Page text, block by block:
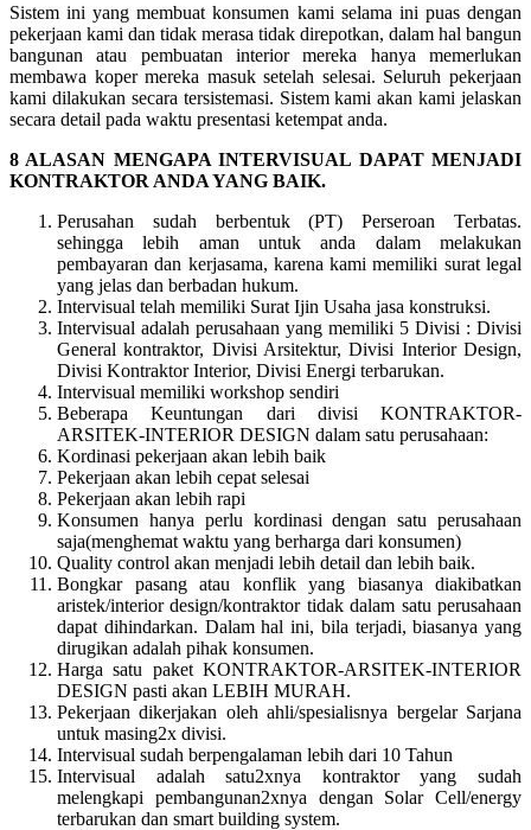
Sistem ini yang membuat konsumen kami selama ini puas dengan
pekerjaan kami dan tidak merasa tidak direpotkan, dalam hal bangun
bangunan atau pembuatan interior mereka hanya memerlukan
membawa koper mereka masuk setelah selesai. Seluruh pekerjaan
kami dilakukan secara tersistemasi. Sistem kami akan kami jelaskan
secara detail pada waktu presentasi ketempat anda.
8 ALASAN MENGAPA INTERVISUAL DAPAT MENJADI
KONTRAKTOR ANDA YANG BAIK.
Perusahan sudah berbentuk (PT) Perseroan Terbatas.
sehingga lebih aman untuk anda dalam melakukan
pembayaran dan kerjasama, karena kami memiliki surat legal
yang jelas dan berbadan hukum.
Intervisual telah memiliki Surat Ijin Usaha jasa konstruksi.
Intervisual adalah perusahaan yang memiliki 5 Divisi : Divisi
General kontraktor, Divisi Arsitektur, Divisi Interior Design,
Divisi Kontraktor Interior, Divisi Energi terbarukan.
Intervisual memiliki workshop sendiri
Beberapa Keuntungan dari divisi KONTRAKTOR-
ARSITEK-INTERIOR DESIGN dalam satu perusahaan:
Kordinasi pekerjaan akan lebih baik
Pekerjaan akan lebih cepat selesai
Pekerjaan akan lebih rapi
Konsumen hanya perlu kordinasi dengan satu perusahaan
saja(menghemat waktu yang berharga dari konsumen)
Quality control akan menjadi lebih detail dan lebih baik.
Bongkar pasang atau konflik yang biasanya diakibatkan
aristek/interior design/kontraktor tidak dalam satu perusahaan
dapat dihindarkan. Dalam hal ini, bila terjadi, biasanya yang
dirugikan adalah pihak konsumen.
Harga satu paket KONTRAKTOR-ARSITEK-INTERIOR
DESIGN pasti akan LEBIH MURAH.
Pekerjaan dikerjakan oleh ahli/spesialisnya bergelar Sarjana
untuk masing2x divisi.
Intervisual sudah berpengalaman lebih dari 10 Tahun
Intervisual adalah satu2xnya kontraktor yang sudah
melengkapi pembangunan2xnya dengan Solar Cell/energy
terbarukan dan smart building system.